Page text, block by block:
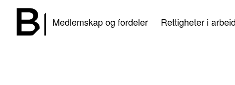
Medlemskap og fordeler Rettigheter i